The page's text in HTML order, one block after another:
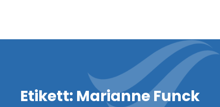
Etikett: Marianne Funck